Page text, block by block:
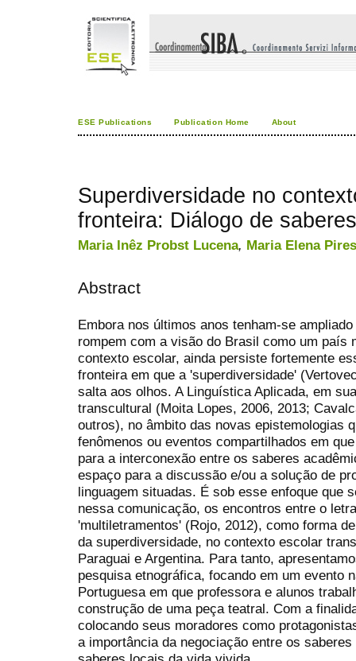
ESE Publications Publication Home About
Superdiversidade no
fronteira: Diálogo de saberes
Maria Inêz Probst Lucena, Maria Elena
Abstract
Embora nos últimos anos tenham-se
rompem com a visão do Brasil como um país
contexto escolar, ainda persiste fortemente
fronteira em que a 'superdiversidade'
salta aos olhos. A Linguística Aplicada, em
transcultural (Moita Lopes, 2006, 2013;
outros), no âmbito das novas epistemologias
fenômenos ou eventos compartilhados em
para a interconexão entre os saberes
espaço para a discussão e/ou a solução de
linguagem situadas. É sob esse enfoque que
nessa comunicação, os encontros entre o
'multiletramentos' (Rojo, 2012), como forma
da superdiversidade, no contexto escolar
Paraguai e Argentina. Para tanto,
pesquisa etnográfica, focando em um evento
Portuguesa em que professora e alunos
construção de uma peça teatral. Com a
colocando seus moradores como
a importância da negociação entre os